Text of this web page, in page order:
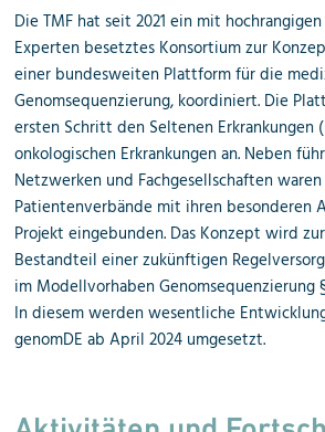
Die TMF hat seit 2021 ein mit
Experten besetztes Konsortium zur
einer bundesweiten Plattform für die
Genomsequenzierung, koordiniert. Die
ersten Schritt den Seltenen Erkrankungen
onkologischen Erkrankungen an. Neben
Netzwerken und Fachgesellschaften
Patientenverbände mit ihren besonderen
Projekt eingebunden. Das Konzept wird
Bestandteil einer zukünftigen
im Modellvorhaben Genomsequenzierung
In diesem werden wesentliche
genomDE ab April 2024 umgesetzt.